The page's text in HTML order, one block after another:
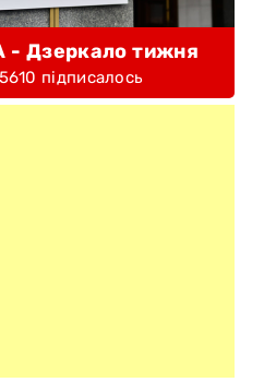
- Дзеркало тижня
5610 підписалось